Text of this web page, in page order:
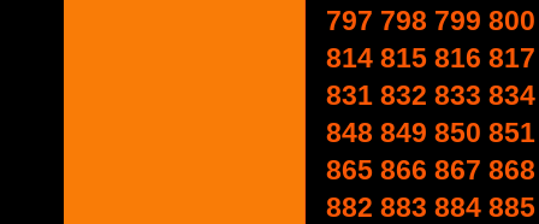
797 798 799 800
814 815 816 817
831 832 833 834
848 849 850 851
865 866 867 868
882 883 884 885